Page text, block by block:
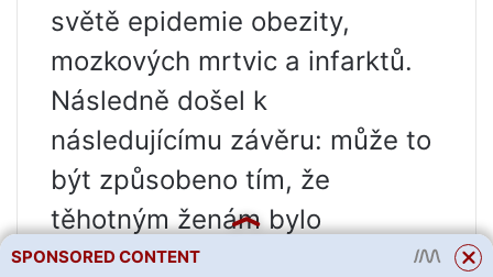
světě epidemie obezity,
mozkových mrtvic a infarktů.
Následně došel k
následujícímu závěru: může to
být způsobeno tím, že
těhotným ženám bylo
dovoleno jíst cukr, jíst za dva,“
SPONSORED CONTENT